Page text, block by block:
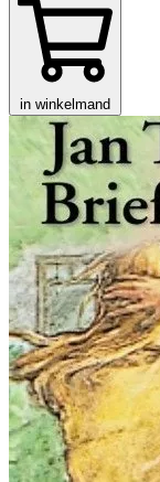
in winkelmand